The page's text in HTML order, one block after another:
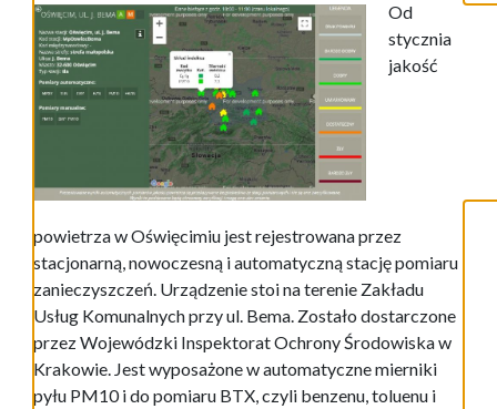
Od
stycznia
jakość
powietrza w Oświęcimiu jest rejestrowana przez
stacjonarną, nowoczesną i automatyczną stację pomiaru
zanieczyszczeń. Urządzenie stoi na terenie Zakładu
Usług Komunalnych przy ul. Bema. Zostało dostarczone
przez Wojewódzki Inspektorat Ochrony Środowiska w
Krakowie. Jest wyposażone w automatyczne mierniki
pyłu PM10 i do pomiaru BTX, czyli benzenu, toluenu i